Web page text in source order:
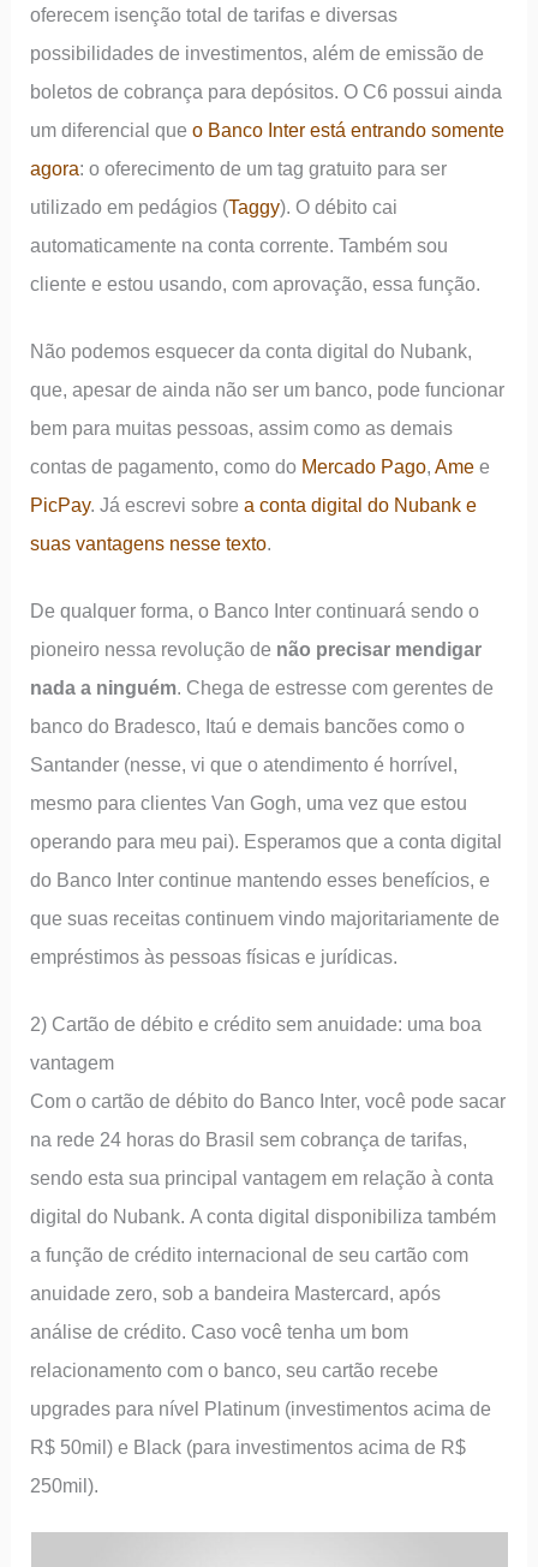
oferecem isenção total de tarifas e diversas
possibilidades de investimentos, além de emissão de
boletos de cobrança para depósitos. O C6 possui ainda
um diferencial queo Banco Inter está entrando somente
agora: o oferecimento de um tag gratuito para ser
utilizado em pedágios (Taggy). O débito cai
automaticamente na conta corrente. Também sou
cliente e estou usando, com aprovação, essa função.
Não podemos esquecer da conta digital do Nubank,
que, apesar de ainda não ser um banco, pode funcionar
bem para muitas pessoas, assim como as demais
contas de pagamento, como do Mercado Pago,Ame e
PicPay. Já escrevi sobrea conta digital do Nubank e
suas vantagens nesse texto.
De qualquer forma, o Banco Inter continuará sendo o
pioneiro nessa revolução de não precisar mendigar
nada a ninguém. Chega de estresse com gerentes de
banco do Bradesco, Itaú e demais bancões como o
Santander (nesse, vi que o atendimento é horrível,
mesmo para clientes Van Gogh, uma vez que estou
operando para meu pai). Esperamos que a conta digital
do Banco Inter continue mantendo esses benefícios, e
que suas receitas continuem vindo majoritariamente de
empréstimos às pessoas físicas e jurídicas.
2) Cartão de débito e crédito sem anuidade: uma boa
vantagem
Com o cartão de débito do Banco Inter, você pode sacar
na rede 24 horas do Brasil sem cobrança de tarifas,
sendo esta sua principal vantagem em relação à conta
digital do Nubank. A conta digital disponibiliza também
a função de crédito internacional de seu cartão com
anuidade zero, sob a bandeira Mastercard, após
análise de crédito. Caso você tenha um bom
relacionamento com o banco, seu cartão recebe
upgrades para nível Platinum (investimentos acima de
R$ 50mil) e Black (para investimentos acima de R$
250mil).